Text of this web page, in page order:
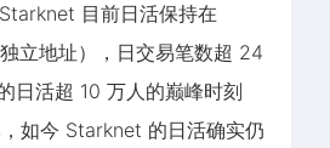
目前日活保持在
立地址），日交易笔数超 24
日活超 10 万人的巅峰时刻
如今 Starknet 的日活确实仍